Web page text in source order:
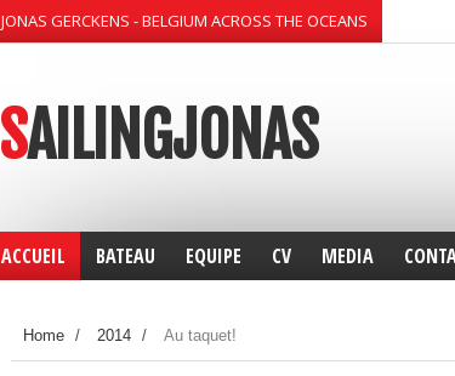
JONAS GERCKENS - BELGIUM ACROSS THE OCEANS
SAILINGJONAS
ACCUEIL BATEAU EQUIPE CV MEDIA
Home / 2014 / Au taquet!